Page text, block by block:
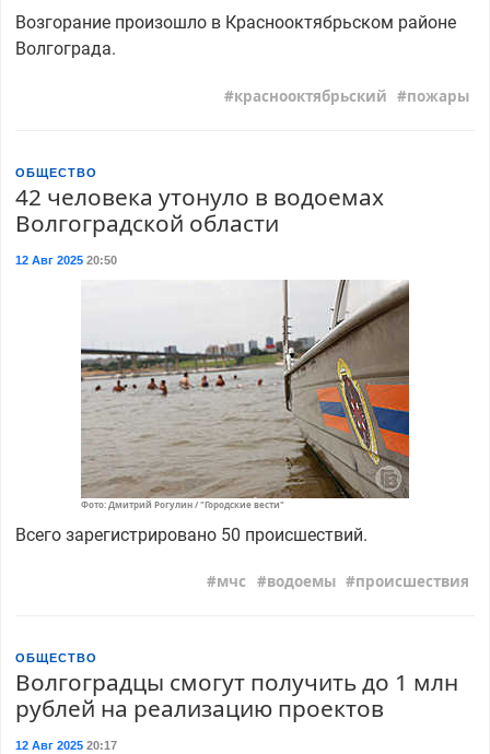
Возгорание произошло в Краснооктябрьском районе
Волгограда.
краснооктябрьский пожары
ОБЩЕСТВО
42 человека утонуло в водоемах
Волгоградской области
12 Авг 202520:50
Фото: Дмитрий Рогулин / "Городские вести"
Всего зарегистрировано 50 происшествий.
мчс водоемы происшествия
ОБЩЕСТВО
Волгоградцы смогут получить до 1 млн
рублей на реализацию проектов
12 Авг 202520:17